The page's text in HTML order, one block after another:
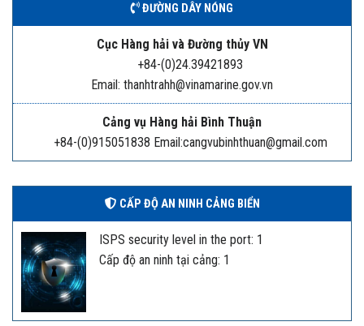
ĐƯỜNG DÂY NÓNG
Cục Hàng hải và Đường thủy VN
+84-(0)24.39421893
Email: thanhtrahh@vinamarine.gov.vn
Cảng vụ Hàng hải Bình Thuận
+84-(0)915051838 Email:cangvubinhthuan@gmail.com
CẤP ĐỘ AN NINH CẢNG BIỂN
ISPS security level in the port: 1
Cấp độ an ninh tại cảng: 1